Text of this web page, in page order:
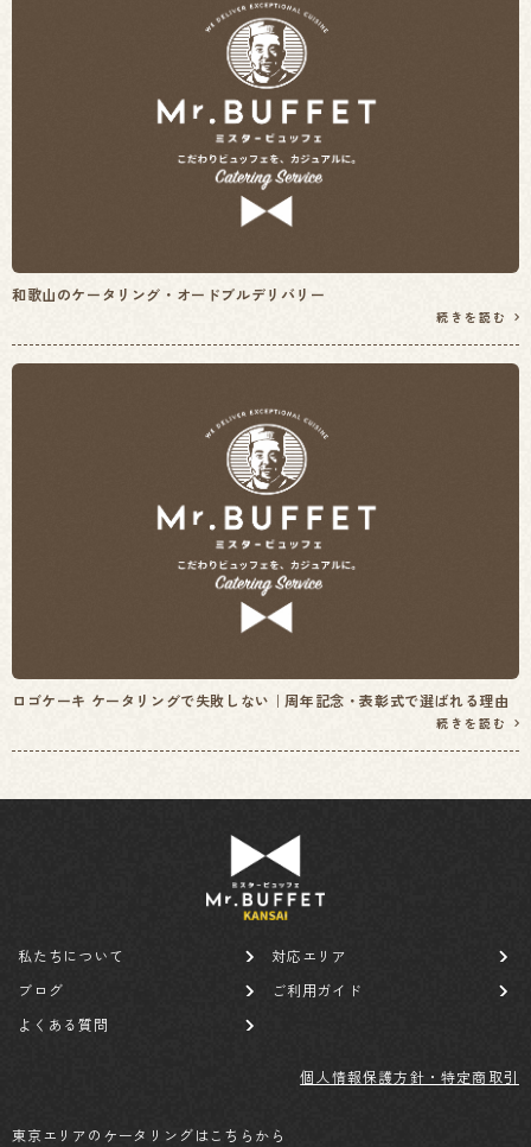
和歌山のケータリング・オードブルデリバリー
続きを読む
ロゴケーキ ケータリングで失敗しない｜周年記念・表彰式で選ばれる理由
続きを読む
私たちについて
対応エリア
ブログ
ご利用ガイド
よくある質問
個人情報保護方針・特定商取引
東京エリアのケータリングはこちらから